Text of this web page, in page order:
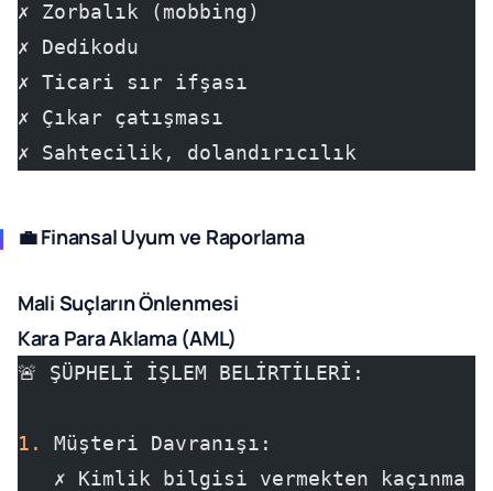
✗ Zorbalık (mobbing)
✗ Dedikodu
✗ Ticari sır ifşası
✗ Çıkar çatışması
✗ Sahtecilik, dolandırıcılık
💼 Finansal Uyum ve Raporlama
Mali Suçların Önlenmesi
Kara Para Aklama (AML)
🚨 ŞÜPHELİ İŞLEM BELİRTİLERİ:
1.
Müşteri Davranışı:
   ✗ Kimlik bilgisi vermekten kaçınma